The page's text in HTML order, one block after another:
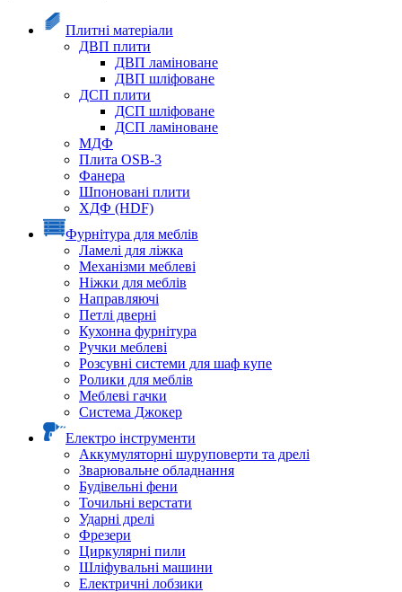
Плитні матеріали
ДВП плити
ДВП ламіноване
ДВП шліфоване
ДСП плити
ДСП шліфоване
ДСП ламіноване
МДФ
Плита OSB-3
Фанера
Шпоновані плити
ХДФ (HDF)
Фурнітура для меблів
Ламелі для ліжка
Механізми меблеві
Ніжки для меблів
Направляючі
Петлі дверні
Кухонна фурнітура
Ручки меблеві
Розсувні системи для шаф купе
Ролики для меблів
Меблеві гачки
Система Джокер
Електро інструменти
Аккумуляторні шуруповерти та дрелі
Зварювальне обладнання
Будівельні фени
Точильні верстати
Ударні дрелі
Фрезери
Циркулярні пили
Шліфувальні машини
Електричні лобзики